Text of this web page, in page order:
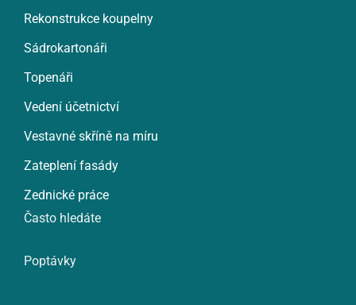
Rekonstrukce koupelny
Sádrokartonáři
Topenáři
Vedení účetnictví
Vestavné skříně na míru
Zateplení fasády
Zednické práce
Často hledáte
Poptávky